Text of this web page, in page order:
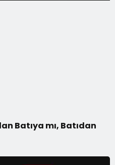
Batıya mı, Batıdan